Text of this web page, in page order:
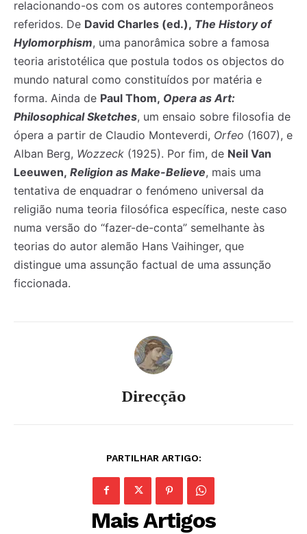
Registe-se na nossa lista de correio e receba mensalmente
no seu email os artigos do mês transacto, ilustrações e
novidades.Insira o seu endereço de email e clique para
subscrever:
Registe-se na nossa lista de correio e receba mensalmente
no seu email os artigos do mês transacto, ilustrações e
novidades.Insira o seu endereço de email e clique para
subscrever:
relacionando-os com os autores contemporâneos
referidos. De David Charles (ed.), The History of
Hylomorphism, uma panorâmica sobre a famosa
teoria aristotélica que postula todos os objectos do
mundo natural como constituídos por matéria e
forma. Ainda de Paul Thom, Opera as Art:
Philosophical Sketches, um ensaio sobre filosofia de
ópera a partir de Claudio Monteverdi, Orfeo (1607), e
Alban Berg, Wozzeck (1925). Por fim, de Neil Van
Leeuwen, Religion as Make-Believe, mais uma
tentativa de enquadrar o fenómeno universal da
religião numa teoria filosófica específica, neste caso
numa versão do “fazer-de-conta” semelhante às
teorias do autor alemão Hans Vaihinger, que
distingue uma assunção factual de uma assunção
ficcionada.
Direcção
PARTILHAR ARTIGO:
Mais Artigos